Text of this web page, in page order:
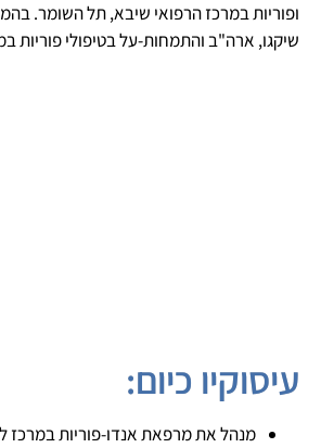
ופוריות במרכז הרפואי שיבא, תל השומר.
שיקגו, ארה"ב והתמחות-על בטיפולי פוריות
עיסוקיו כיום:
מנהל את מרפאת אנדו-פוריות במרכז